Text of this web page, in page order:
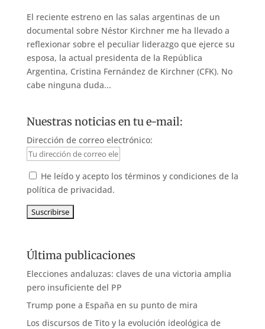
El reciente estreno en las salas argentinas de un
documental sobre Néstor Kirchner me ha llevado a
reflexionar sobre el peculiar liderazgo que ejerce su
esposa, la actual presidenta de la República
Argentina, Cristina Fernández de Kirchner (CFK). No
cabe ninguna duda...
Nuestras noticias en tu e-mail:
Dirección de correo electrónico:
He leído y acepto los términos y condiciones de la
política de privacidad.
Última publicaciones
Elecciones andaluzas: claves de una victoria amplia
pero insuficiente del PP
Trump pone a España en su punto de mira
Los discursos de Tito y la evolución ideológica de